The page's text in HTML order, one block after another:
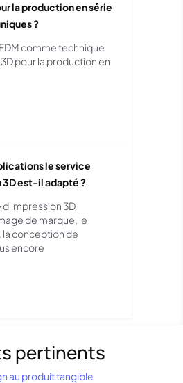
la production en série
?
comme technique
pour la production en
le service
est-il adapté ?
d'impression 3D
de marque, le
conception de
encore
pertinents
au produit tangible